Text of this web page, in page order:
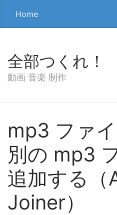
Home
全部つくれ！
動画 音楽 制作
mp3 ファ
別の mp3
追加する（
Joiner）